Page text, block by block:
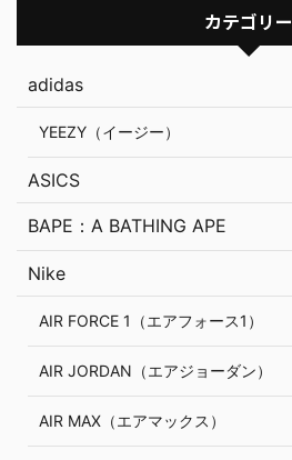
カテゴリー
adidas
YEEZY（イージー）
ASICS
BAPE：A BATHING APE
Nike
AIR FORCE 1（エアフォース1）
AIR JORDAN（エアジョーダン）
AIR MAX（エアマックス）